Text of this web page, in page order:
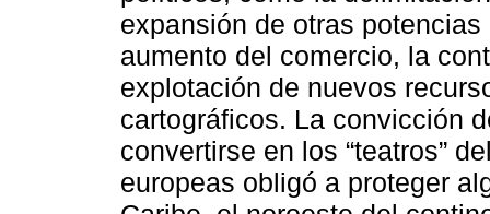
expansión de otras
aumento del comercio, la
explotación de nuevos
cartográficos. La convicción
convertirse en los “teatros”
europeas obligó a proteger